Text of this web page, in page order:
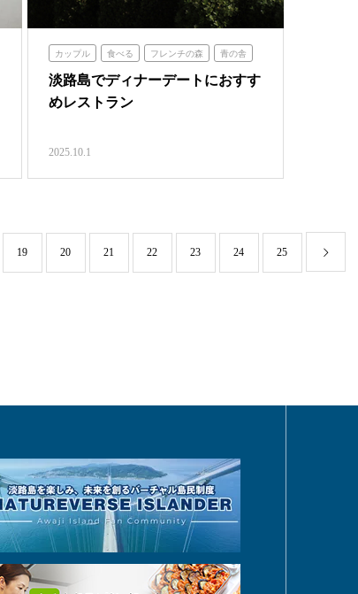
カップル 食べる フレンチの森 青の舎
シェフガーデン クラフトサーカス
海神人の食卓
淡路島でディナーデートにおすす
めレストラン
2025.10.1
19 20 21 22 23 24 25